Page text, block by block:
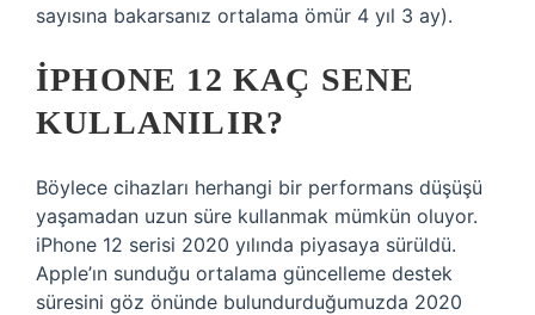
sayısına bakarsanız ortalama ömür 4 yıl 3 ay).
IPHONE 12 KAÇ SENE
KULLANILIR?
Böylece cihazları herhangi bir performans düşüşü
yaşamadan uzun süre kullanmak mümkün oluyor.
iPhone 12 serisi 2020 yılında piyasaya sürüldü.
Apple’ın sunduğu ortalama güncelleme destek
süresini göz önünde bulundurduğumuzda 2020